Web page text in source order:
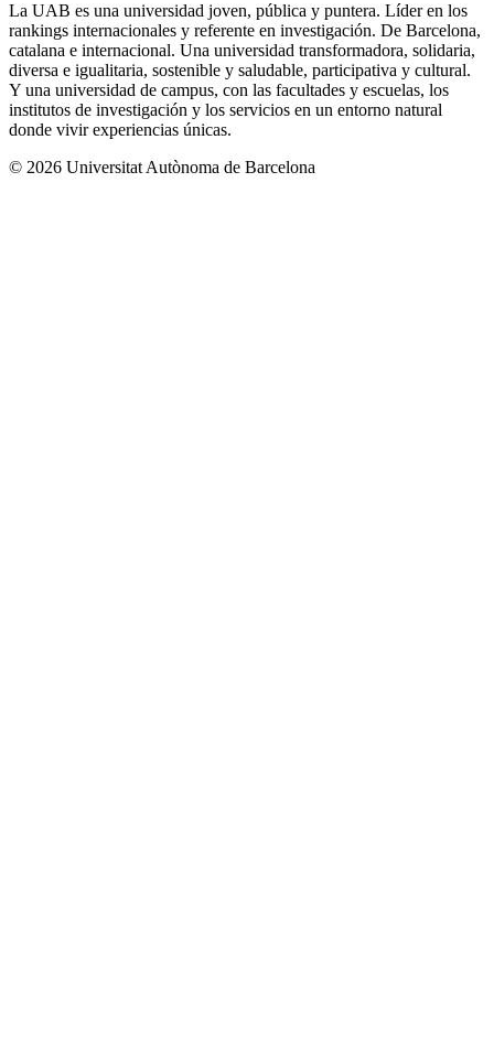
La UAB es una universidad joven, pública y puntera. Líder en los
rankings internacionales y referente en investigación. De Barcelona,
catalana e internacional. Una universidad transformadora, solidaria,
diversa e igualitaria, sostenible y saludable, participativa y cultural.
Y una universidad de campus, con las facultades y escuelas, los
institutos de investigación y los servicios en un entorno natural
donde vivir experiencias únicas.
© 2026 Universitat Autònoma de Barcelona